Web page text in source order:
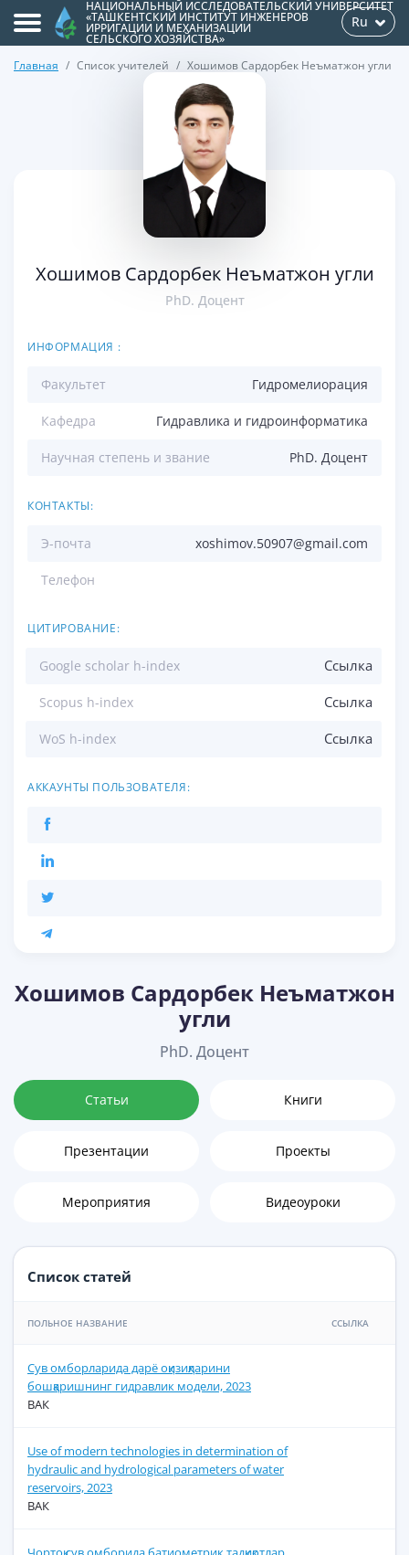
НАЦИОНАЛЬНЫЙ ИССЛЕДОВАТЕЛЬСКИЙ УНИВЕРСИТЕТ
«ТАШКЕНТСКИЙ ИНСТИТУТ ИНЖЕНЕРОВ
ИРРИГАЦИИ И МЕХАНИЗАЦИИ
СЕЛЬСКОГО ХОЗЯЙСТВА»
Ru
Главная Список учителей Xошимов Сардорбек Неъматжон угли
Xошимов Сардорбек Неъматжон угли
PhD. Доцент
ИНФОРМАЦИЯ :
Факультет Гидромелиорация
Кафедра Гидравлика и гидроинформатика
Научная степень и звание PhD. Доцент
КОНТАКТЫ:
Э-почта xoshimov.50907@gmail.com
Телефон
ЦИТИРОВАНИЕ:
Google scholar h-index Ссылка
Scopus h-index Ссылка
WoS h-index Ссылка
АККАУНТЫ ПОЛЬЗОВАТЕЛЯ:
Xошимов Сардорбек Неъматжон
угли
PhD. Доцент
Статьи Книги
Презентации Проекты
Мероприятия Видеоуроки
Список статей
ПОЛЬНОЕ НАЗВАНИЕ ССЫЛКА
Сув омборларида дарё оқизиқларини
бошқаришнинг гидравлик модели, 2023
ВАК
Use of modern technologies in determination of
hydraulic and hydrological parameters of water
reservoirs, 2023
ВАК